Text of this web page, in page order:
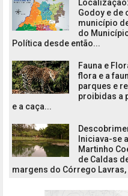
Godoy e de
município
do
Política desde então...
Fauna e
flora e a
parques e
proibidas a
e a caça...
Iniciava-se
Martinho
de Caldas
margens do Córrego